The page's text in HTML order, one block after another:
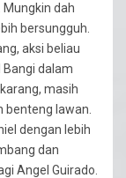
Mungkin dah
bersungguh.
aksi beliau
dalam
masih
benteng lawan.
dengan lebih
dan
Angel Guirado.